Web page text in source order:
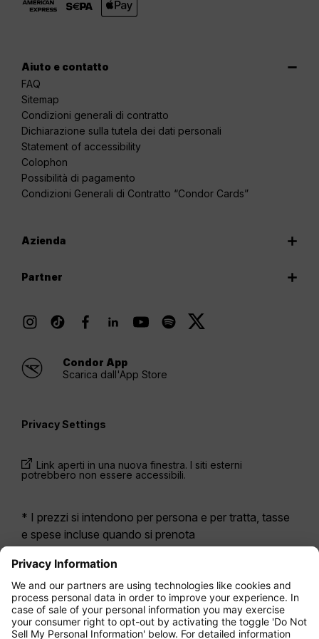
Aiuto e contatto
FAQ
Sitemap
Condizioni generali di contratto
Dichiarazione sulla tutela dei dati personali
Statement of accessibility
Colophon
Possibilità di pagamento
Condizioni Generali di Contratto “Condor Cards”
Azienda
Partner
Condor App
Scarica dall'App Store
Privacy Settings
Link aperti in una nuova finestra. I siti esterni
potrebbero non essere accessibili.
* I prezzi si intendono per persona e per tratta, tasse
e spese incluse quando si prenota
Erano disponibili nelle ultime 24 ore e potrebbero non
essere più aggiornati. Le tariffe indicate per
l’Economy Class sono solitamente Economy Zero,
la nostra opzione di tariffa più limitata. Potrebbero